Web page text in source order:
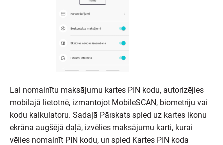
Lai nomainītu maksājumu kartes PIN kodu, autorizējies
mobilajā lietotnē, izmantojot MobileSCAN, biometriju vai
kodu kalkulatoru. Sadaļā Pārskats spied uz kartes ikonu
ekrāna augšējā daļā, izvēlies maksājumu karti, kurai
vēlies nomainīt PIN kodu, un spied Kartes PIN koda